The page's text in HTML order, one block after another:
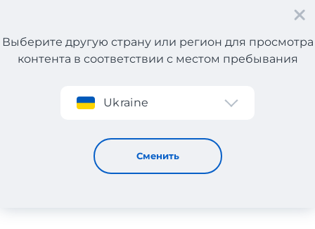
Регистрация
Выберите другую страну или регион для просмотра
контента в соответствии с местом пребывания
Ukraine
Сменить
Аксессуары для телевидения с доставкой в Казахстан
Аксессуары для
телевидения с доставкой в